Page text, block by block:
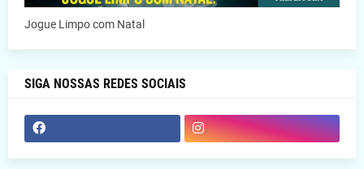
Jogue Limpo com Natal
SIGA NOSSAS REDES SOCIAIS